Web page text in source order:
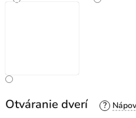
Otváranie dverí ?